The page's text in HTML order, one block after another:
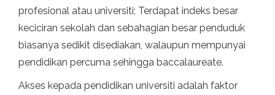
profesional atau universiti; Terdapat indeks besar
keciciran sekolah dan sebahagian besar penduduk
biasanya sedikit disediakan, walaupun mempunyai
pendidikan percuma sehingga baccalaureate.
Akses kepada pendidikan universiti adalah faktor